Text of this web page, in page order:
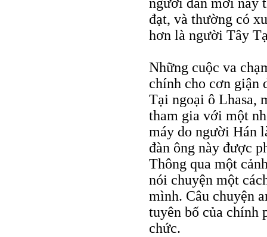
người dân mới này
đạt, và thường có
hơn là người Tây
Những cuộc va
chính cho cơn giận
Tại ngoại ô Lhasa,
tham gia với một
máy do người Hán
đàn ông này được
Thông qua một
nói chuyện một
mình. Câu chuyện
tuyên bố của chính
chức.